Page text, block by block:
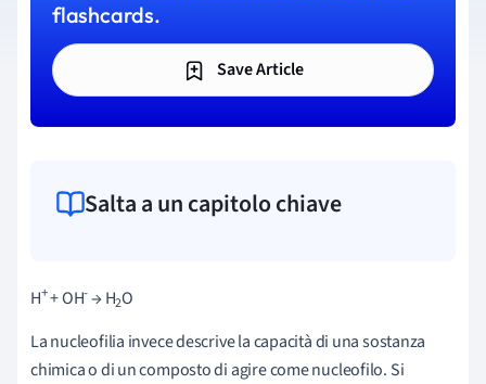
flashcards.
Save Article
Salta a un capitolo chiave
H++ OH-→ H2O
La nucleofilia invece descrive la capacità di una sostanza
chimica o di un composto di agire come nucleofilo. Si